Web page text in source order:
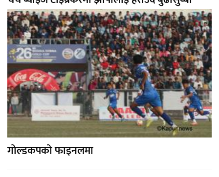
गोल्डकपको फाइनलमा